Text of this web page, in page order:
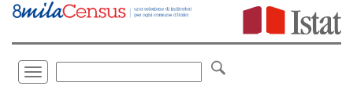
Vai
direttamente
Toggle
navigation